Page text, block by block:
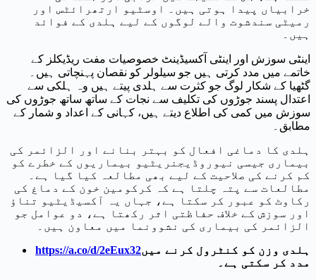
خرابیاں پیدا ہوتی ہیں۔ اوسٹیو ارتھرائٹس اور
رمیٹی سندشوت والے لوگوں کے لیے ہلدی کے فوائد
ہیں۔
اینٹی سوزش اور اینٹی آکسیڈینٹ خصوصیات مفت ریڈیکلز کے
خاتمے میں مدد کرتی ہیں جو سیلولر کو نقصان پہنچاتی ہیں۔
گٹھیا کے شکار لوگ جو کثرت سے ہلدی پیتے ہیں وہ ہلکی سے
اعتدال پسند جوڑوں کی تکلیف سے نجات کے ساتھ ساتھ جوڑوں کی
سوزش میں کمی کی اطلاع دیتے ہیں، کہانی کے اعداد و شمار کے
مطابق۔
ہلدی کا دماغی افعال کو بہتر بنانے اور الزائمر کی
بیماری جیسی نیوروڈیجنریٹیو بیماریوں کے خطرے کو
کم کرنے کی صلاحیت کے لیے بھی مطالعہ کیا گیا ہے۔
مطالعات سے پتہ چلتا ہے کہ کرکومین خون کے دماغ کی
رکاوٹ کو عبور کر سکتا ہے، جہاں یہ آکسیڈیٹیو تناؤ
اور سوزش کے خلاف حفاظتی اثر رکھتا ہے، دو عوامل جو
الزائمر کی بیماری کی نشوونما میں معاون ہیں۔
https://a.co/d/2eEux32ہلدی وزن کو کنٹرول کرنے میں
مدد کر سکتی ہے۔